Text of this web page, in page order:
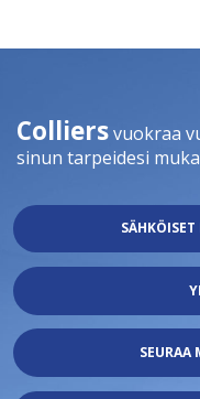
Colliersvuokraa
sinun tarpeidesi
SEURAA